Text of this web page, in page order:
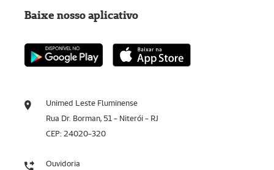
Unimed Leste Fluminense
Rua Dr. Borman, 51 - Niterói - RJ
CEP: 24020-320
Ouvidoria
Baixe nosso aplicativo